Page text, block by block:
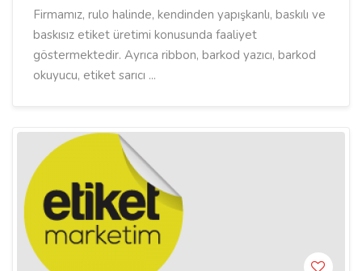
Firmamız, rulo halinde, kendinden yapışkanlı, baskılı ve
baskısız etiket üretimi konusunda faaliyet
göstermektedir. Ayrıca ribbon, barkod yazıcı, barkod
okuyucu, etiket sarıcı ...